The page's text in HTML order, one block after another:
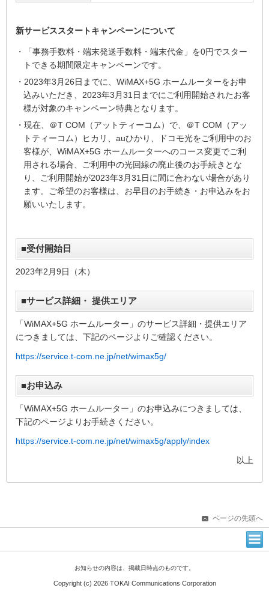
新サービススタートキャンペーンについて
・「事務手数料・端末発送手数料・端末代金」を0円でスター
トできる期間限定キャンペーンです。
・2023年3月26日までに、WiMAX+5G ホームルーターをお申
込みいただき、2023年3月31日までにご利用開始されたお客
様が対象のキャンペーン特典となります。
・現在、＠T COM（アットティーコム）で、＠T COM（アッ
トティーコム）ヒカリ、auひかり、ドコモ光をご利用中のお
客様が、WiMAX+5G ホームルーターへのコース変更でご利
用される場合、ご利用中の光回線の廃止後のお手続きとな
り、ご利用開始が2023年3月31日に間に合わない場合があり
ます。ご希望のお客様は、お早目のお手続き・お申込みをお
願いいたします。
■受付開始日
2023年2月9日（木）
■サービス詳細・ 提供エリア
「WiMAX+5G ホームルーター」のサービス詳細・提供エリア
につきましては、下記のページよりご確認ください。
https://service.t-com.ne.jp/net/wimax5g/
■お申込み
「WiMAX+5G ホームルーター」のお申込みにつきましては、
下記のページよりお手続きください。
https://service.t-com.ne.jp/net/wimax5g/apply/index
以上
ページの先頭へ
お知らせの内容は、掲載日時点のものです。
Copyright (c) 2026 TOKAI Communications Corporation